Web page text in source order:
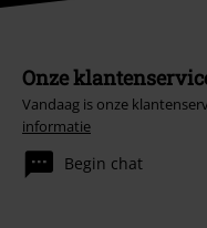
Onze
Vandaag is onze
informatie
Begin chat